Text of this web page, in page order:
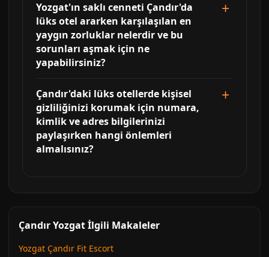
Yozgat'ın saklı cenneti Çandır'da
lüks otel ararken karşılaşılan en
yaygın zorluklar nelerdir ve bu
sorunları aşmak için ne
yapabilirsiniz?
Çandır'daki lüks otellerde kişisel
gizliliğinizi korumak için numara,
kimlik ve adres bilgilerinizi
paylaşırken hangi önlemleri
almalısınız?
Çandır Yozgat İlgili Makaleler
Yozgat Çandır Fit Escort